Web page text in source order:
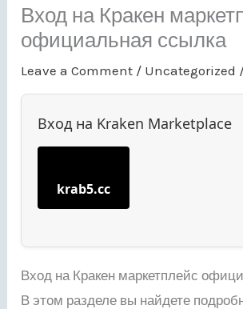
Вход на Кракен
официальная ссылка
Leave a Comment / Uncategorized
Вход на Kraken Marketplace
krab5.cc
Вход на Кракен маркетплейс
В этом разделе вы найдете